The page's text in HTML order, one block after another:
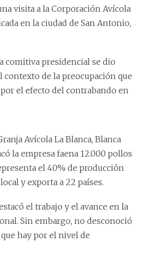
visita a la Corporación Avícola
en la ciudad de San Antonio,
comitiva presidencial se dio
contexto de la preocupación que
el efecto del contrabando en
Avícola La Blanca, Blanca
la empresa faena 12.000 pollos
el 40% de producción
y exporta a 22 países.
el trabajo y el avance en la
Sin embargo, no desconoció
hay por el nivel de